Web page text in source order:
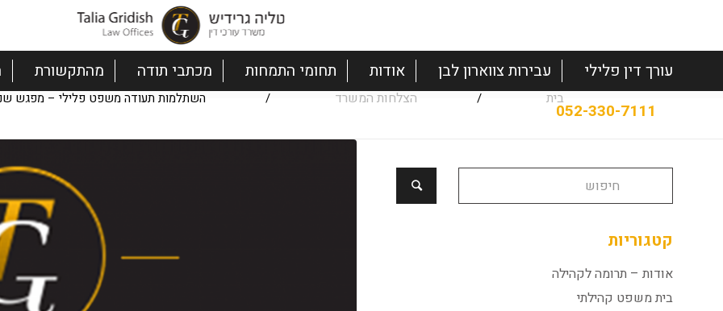
עורך דין פלילי עבירות צווארון לבן אודות תחומי התמחות מכתבי תודה מהתקשורת
בית / הצלחות המשרד / השתלמות תעודה משפט פלילי – מפגש
קטגוריות
אודות – תרומה לקהילה
בית משפט קהילתי